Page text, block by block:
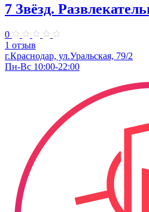
7 Звёзд.
0
1 отзыв
г.Краснодар, ул.Уральская, 79/2
Пн-Вс 10:00-22:00